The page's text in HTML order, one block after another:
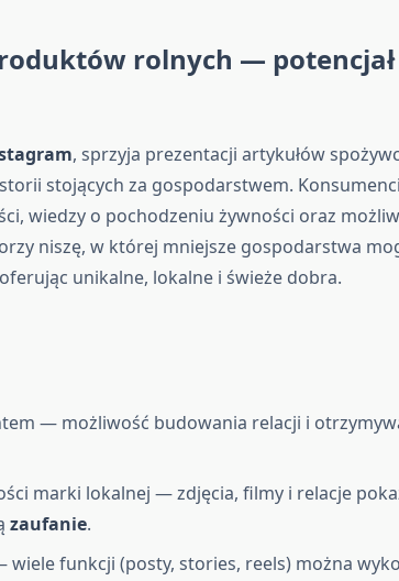
rolnych —
, sprzyja prezentacji artykułów
stojących za gospodarstwem.
wiedzy o pochodzeniu żywności oraz
niszę, w której mniejsze gospodarstwa
unikalne, lokalne i świeże dobra.
— możliwość budowania relacji i
marki lokalnej — zdjęcia, filmy i relacje
zaufanie.
funkcji (posty, stories, reels) można